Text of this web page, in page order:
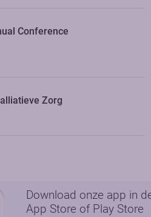
Conference
Zorg
Download onze app in
App Store of Play Store